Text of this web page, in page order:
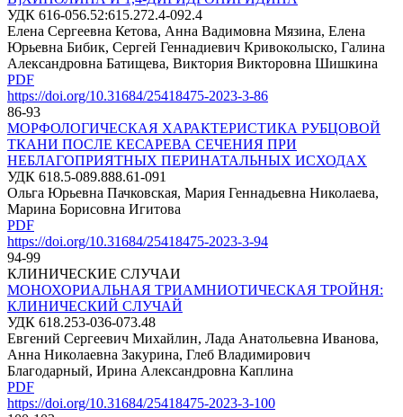
УДК 616-056.52:615.272.4-092.4
Елена Сергеевна Кетова, Анна Вадимовна Мязина, Елена
Юрьевна Бибик, Сергей Геннадиевич Кривоколыско, Галина
Александровна Батищева, Виктория Викторовна Шишкина
PDF
https://doi.org/10.31684/25418475-2023-3-86
86-93
МОРФОЛОГИЧЕСКАЯ ХАРАКТЕРИСТИКА РУБЦОВОЙ
ТКАНИ ПОСЛЕ КЕСАРЕВА СЕЧЕНИЯ ПРИ
НЕБЛАГОПРИЯТНЫХ ПЕРИНАТАЛЬНЫХ ИСХОДАХ
УДК 618.5-089.888.61-091
Ольга Юрьевна Пачковская, Мария Геннадьевна Николаева,
Марина Борисовна Игитова
PDF
https://doi.org/10.31684/25418475-2023-3-94
94-99
КЛИНИЧЕСКИЕ СЛУЧАИ
МОНОХОРИАЛЬНАЯ ТРИАМНИОТИЧЕСКАЯ ТРОЙНЯ:
КЛИНИЧЕСКИЙ СЛУЧАЙ
УДК 618.253-036-073.48
Евгений Сергеевич Михайлин, Лада Анатольевна Иванова,
Анна Николаевна Закурина, Глеб Владимирович
Благодарный, Ирина Александровна Каплина
PDF
https://doi.org/10.31684/25418475-2023-3-100